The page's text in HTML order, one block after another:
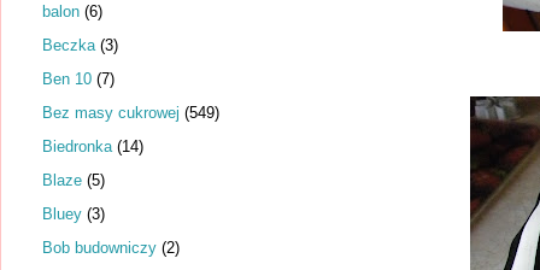
balon (6)
Beczka (3)
Ben 10 (7)
Bez masy cukrowej (549)
Biedronka (14)
Blaze (5)
Bluey (3)
Bob budowniczy (2)